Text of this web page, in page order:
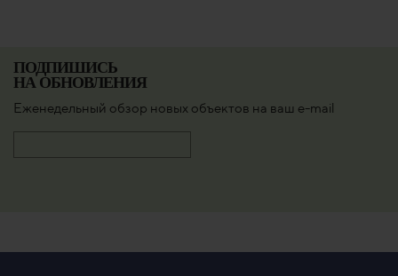
ПОДПИШИСЬ
НА ОБНОВЛЕНИЯ
Еженедельный обзор новых объектов на ваш e-mail